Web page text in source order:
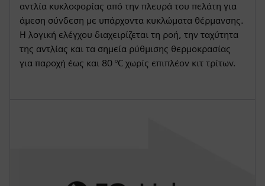
αντλία κυκλοφορίας από την πλευρά του πελάτη για
άμεση σύνδεση με υπάρχοντα κυκλώματα θέρμανσης.
Η λογική ελέγχου διαχειρίζεται τη ροή, την ταχύτητα
της αντλίας και τα σημεία ρύθμισης θερμοκρασίας
για παροχή έως και 80 °C χωρίς επιπλέον κιτ τρίτων.